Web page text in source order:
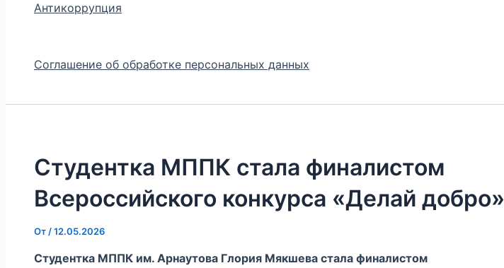
Антикоррупция
Соглашение об обработке персональных данных
Студентка МППК стала финалистом
Всероссийского конкурса «Делай добро»
От /12.05.2026
Студентка МППК им. Арнаутова Глория Мякшева стала финалистом